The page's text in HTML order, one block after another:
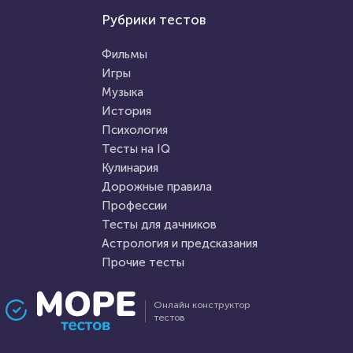
Пройти тест
5 октября 2021 27184
Психология
Тест на знание аниме "Город,
в котором меня нет"
Валерия Жукова
2 апреля 2022
Проходили 673 раза
Онлайн конструктор
тестов
Рубрики тестов
Фильмы
Игры
Музыка
История
Психология
Тесты на IQ
Кулинария
Дорожные правила
Профессии
Тесты для дачников
Астрология и предсказания
Прочие тесты